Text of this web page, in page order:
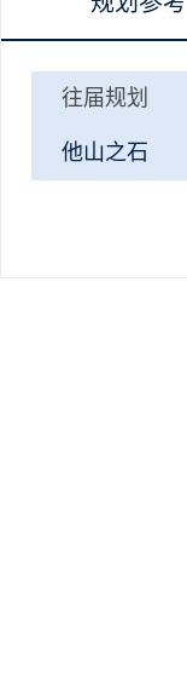
往届规划
他山之石